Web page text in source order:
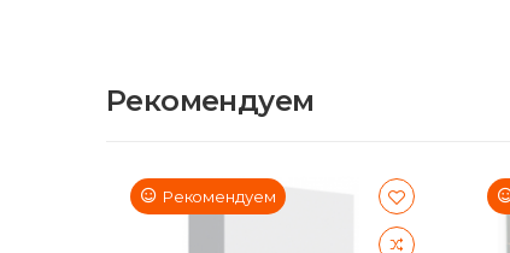
Рекомендуем
Рекомендуем